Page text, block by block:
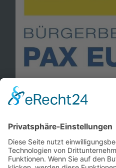
Kontakt
Mitglied werden!